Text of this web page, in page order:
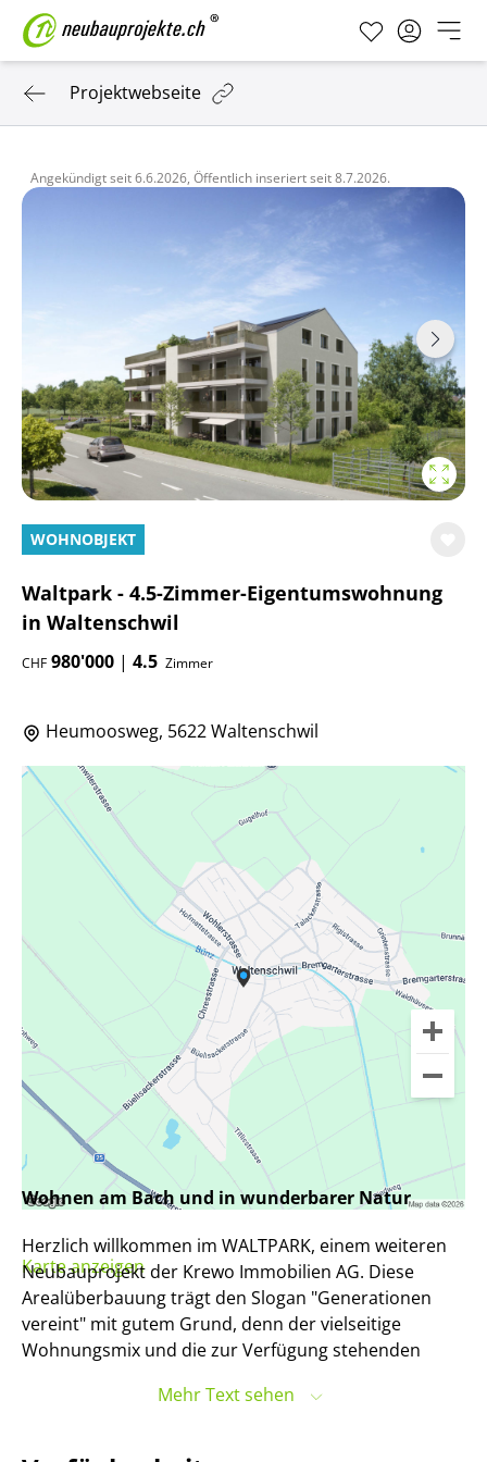
Projektwebseite
Angekündigt seit6.6.2026, Öffentlich inseriert seit8.7.2026.
WOHNOBJEKT
Waltpark - 4.5-Zimmer-Eigentumswohnung
in Waltenschwil
CHF 980'000 | 4.5 Zimmer
Heumoosweg, 5622 Waltenschwil
Karte anzeigen
Wohnen am Bach und in wunderbarer Natur
Herzlich willkommen im WALTPARK, einem weiteren
Neubauprojekt der Krewo Immobilien AG. Diese
Arealüberbauung trägt den Slogan "Generationen
vereint" mit gutem Grund, denn der vielseitige
Wohnungsmix und die zur Verfügung stehenden
Spielen, Verweilen und Geniessen aller Generationen
neben grünen Uferzonen und altem Baumbestand,
Mehr Text sehen